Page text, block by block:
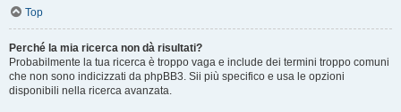
Top
Perché la mia ricerca non dà risultati?
Probabilmente la tua ricerca è troppo vaga e include dei termini troppo comuni
che non sono indicizzati da phpBB3. Sii più specifico e usa le opzioni
disponibili nella ricerca avanzata.